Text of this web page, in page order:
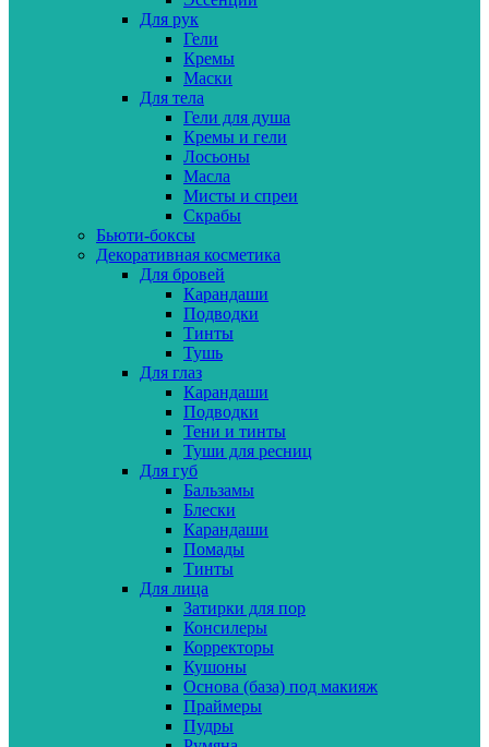
Для рук
Гели
Кремы
Маски
Для тела
Гели для душа
Кремы и гели
Лосьоны
Масла
Мисты и спреи
Скрабы
Бьюти-боксы
Декоративная косметика
Для бровей
Карандаши
Подводки
Тинты
Тушь
Для глаз
Карандаши
Подводки
Тени и тинты
Туши для ресниц
Для губ
Бальзамы
Блески
Карандаши
Помады
Тинты
Для лица
Затирки для пор
Консилеры
Корректоры
Кушоны
Основа (база) под макияж
Праймеры
Пудры